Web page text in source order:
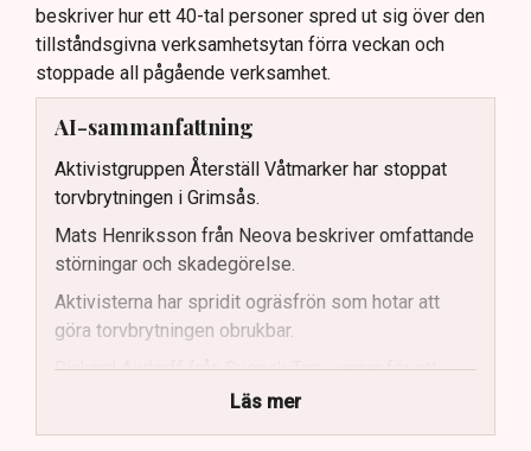
beskriver hur ett 40-tal personer spred ut sig över den
tillståndsgivna verksamhetsytan förra veckan och
stoppade all pågående verksamhet.
AI-sammanfattning
Aktivistgruppen Återställ Våtmarker har stoppat
torvbrytningen i Grimsås.
Mats Henriksson från Neova beskriver omfattande
störningar och skadegörelse.
Aktivisterna har spridit ogräsfrön som hotar att
göra torvbrytningen obrukbar.
Rickard Axdorff från Svensk Torv varnar för ett
stort ekonomiskt sabotage.
Dialogpolisen på plats står maktlös inför
Läs mer